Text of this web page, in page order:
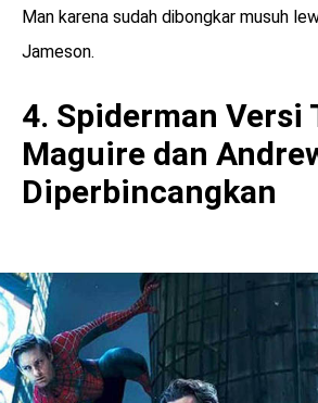
Man karena sudah dibongkar musuh
Jameson.
4. Spiderman Versi
Maguire dan
Diperbincangkan